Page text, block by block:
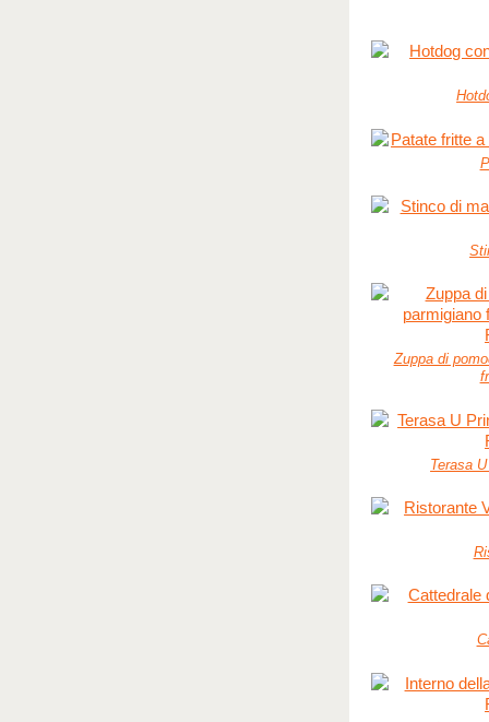
Zuppa di
Terasa